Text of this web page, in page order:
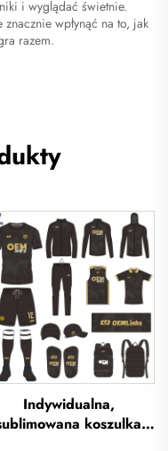
i wyglądać świetnie.
wpłynąć na to, jak
razem.
Indywidualna,
koszulka